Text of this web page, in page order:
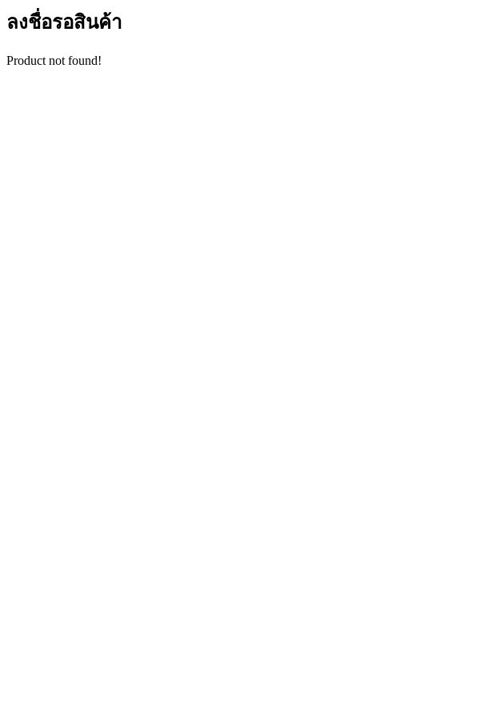
ลงชื่อรอสินค้า
Product not found!